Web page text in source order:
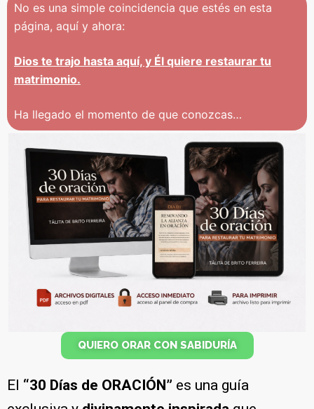
No es una simple coincidencia que estés en esta
página, aquí y ahora:
Dios te trajo hasta aquí, y Él quiere restaurar tu
matrimonio.
Ha llegado el momento de que conozcas…
QUIERO ORAR CON SABIDURÍA
El “30 Días de ORACIÓN” es una guía